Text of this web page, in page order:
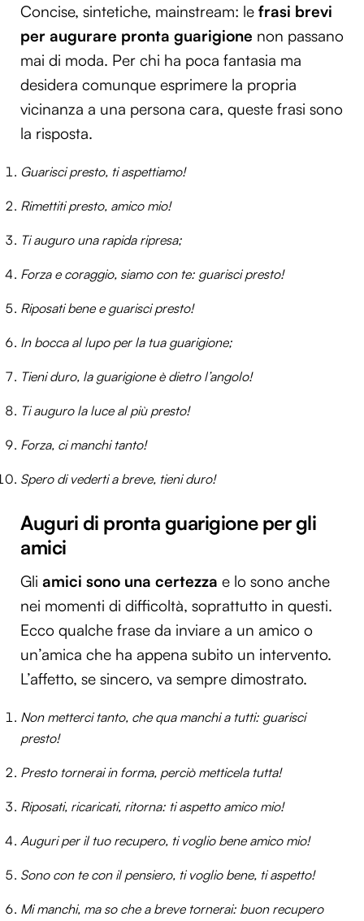
Concise, sintetiche, mainstream: le frasi brevi
per augurare pronta guarigione non passano
mai di moda. Per chi ha poca fantasia ma
desidera comunque esprimere la propria
vicinanza a una persona cara, queste frasi sono
la risposta.
Guarisci presto, ti aspettiamo!
Rimettiti presto, amico mio!
Ti auguro una rapida ripresa;
Forza e coraggio, siamo con te: guarisci presto!
Riposati bene e guarisci presto!
In bocca al lupo per la tua guarigione;
Tieni duro, la guarigione è dietro l’angolo!
Ti auguro la luce al più presto!
Forza, ci manchi tanto!
Spero di vederti a breve, tieni duro!
Auguri di pronta guarigione per gli
amici
Gli amici sono una certezza e lo sono anche
nei momenti di difficoltà, soprattutto in questi.
Ecco qualche frase da inviare a un amico o
un’amica che ha appena subito un intervento.
L’affetto, se sincero, va sempre dimostrato.
Non metterci tanto, che qua manchi a tutti: guarisci
presto!
Presto tornerai in forma, perciò metticela tutta!
Riposati, ricaricati, ritorna: ti aspetto amico mio!
Auguri per il tuo recupero, ti voglio bene amico mio!
Sono con te con il pensiero, ti voglio bene, ti aspetto!
Mi manchi, ma so che a breve tornerai: buon recupero